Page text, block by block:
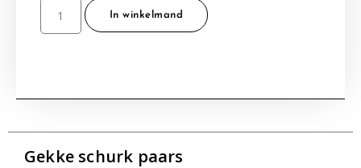
In winkelmand
Gekke schurk paars